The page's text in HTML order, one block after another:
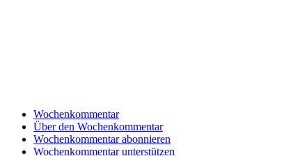
Wochenkommentar
Über den Wochenkommentar
Wochenkommentar abonnieren
Wochenkommentar unterstützen